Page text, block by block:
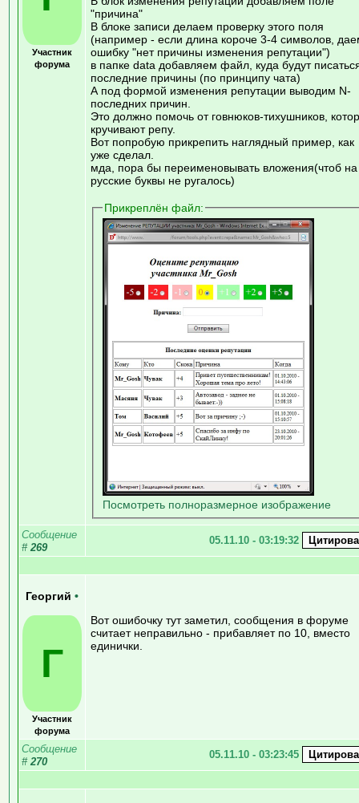
Участник
форума
"причина"
В блоке записи делаем проверку этого поля
(например - если длина короче 3-4 символов,
ошибку "нет причины изменения репутации")
в папке data добавляем файл, куда будут
последние причины (по принципу чата)
А под формой изменения репутации выводим N-
последних причин.
Это должно помочь от говнюков-тихушников,
кручивают репу.
Вот попробую прикрепить наглядный пример, как
уже сделал.
мда, пора бы переименовывать вложения(чтоб на
русские буквы не ругалось)
Прикреплён файл:
Посмотреть полноразмерное изображение
Сообщение
# 269
05.11.10 - 03:19:32
Георгий •
Г
Участник
форума
Вот ошибочку тут заметил, сообщения в форуме
считает неправильно - прибавляет по 10, вместо
единички.
Сообщение
# 270
05.11.10 - 03:23:45